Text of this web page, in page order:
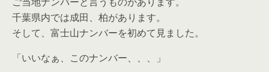
千葉県内では成田、柏があります。
そして、富士山ナンバーを初めて見ました。
「いいなぁ、このナンバー、、、」